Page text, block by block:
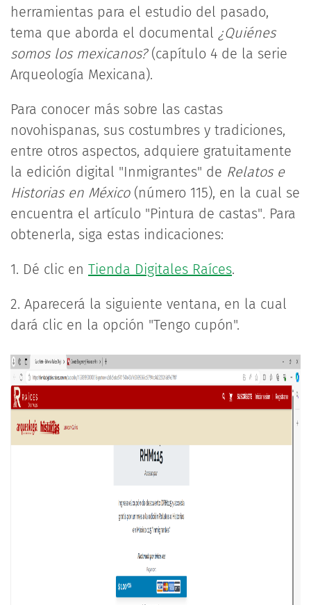
herramientas para el estudio del pasado,
tema que aborda el documental ¿Quiénes
somos los mexicanos?(capítulo 4 de la serie
Arqueología Mexicana).
Para conocer más sobre las castas
novohispanas, sus costumbres y tradiciones,
entre otros aspectos, adquiere gratuitamente
la edición digital "Inmigrantes" de Relatos e
Historias en México (número 115), en la cual se
encuentra el artículo "Pintura de castas". Para
obtenerla, siga estas indicaciones:
1. Dé clic en Tienda Digitales Raíces.
2. Aparecerá la siguiente ventana, en la cual
dará clic en la opción "Tengo cupón".